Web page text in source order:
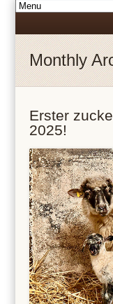
Monthly
Erster
2025!